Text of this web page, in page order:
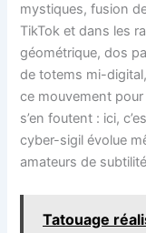
mystiques, fusion
TikTok et dans les
géométrique, dos
de totems mi-
ce mouvement pour
s’en foutent : ici,
cyber-sigil évolue
amateurs de
Tatouage